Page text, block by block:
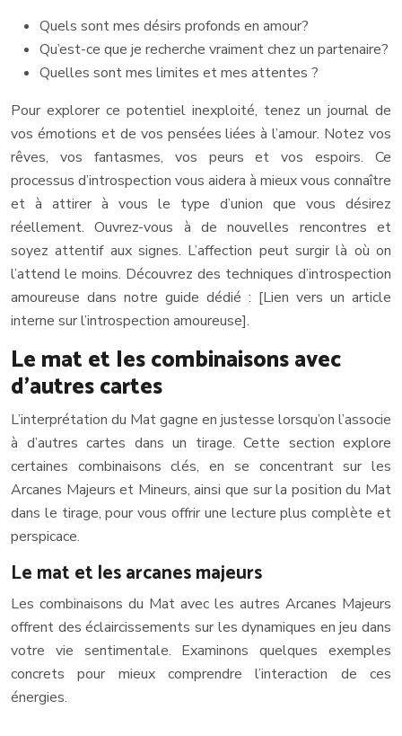
Quels sont mes désirs profonds en amour?
Qu’est-ce que je recherche vraiment chez un partenaire?
Quelles sont mes limites et mes attentes ?
Pour explorer ce potentiel inexploité, tenez un journal de
vos émotions et de vos pensées liées à l’amour. Notez vos
rêves, vos fantasmes, vos peurs et vos espoirs. Ce
processus d’introspection vous aidera à mieux vous connaître
et à attirer à vous le type d’union que vous désirez
réellement. Ouvrez-vous à de nouvelles rencontres et
soyez attentif aux signes. L’affection peut surgir là où on
l’attend le moins. Découvrez des techniques d’introspection
amoureuse dans notre guide dédié : [Lien vers un article
interne sur l’introspection amoureuse].
Le mat et les combinaisons avec
d’autres cartes
L’interprétation du Mat gagne en justesse lorsqu’on l’associe
à d’autres cartes dans un tirage. Cette section explore
certaines combinaisons clés, en se concentrant sur les
Arcanes Majeurs et Mineurs, ainsi que sur la position du Mat
dans le tirage, pour vous offrir une lecture plus complète et
perspicace.
Le mat et les arcanes majeurs
Les combinaisons du Mat avec les autres Arcanes Majeurs
offrent des éclaircissements sur les dynamiques en jeu dans
votre vie sentimentale. Examinons quelques exemples
concrets pour mieux comprendre l’interaction de ces
énergies.